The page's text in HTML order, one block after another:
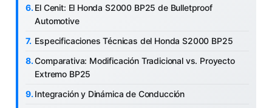
El Cenit: El Honda S2000 BP25 de Bulletproof
Automotive
Especificaciones Técnicas del Honda S2000 BP25
Comparativa: Modificación Tradicional vs. Proyecto
Extremo BP25
Integración y Dinámica de Conducción